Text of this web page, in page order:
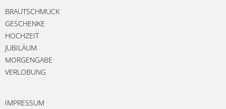
BRAUTSCHMUCK
GESCHENKE
HOCHZEIT
JUBILÄUM
MORGENGABE
VERLOBUNG
IMPRESSUM